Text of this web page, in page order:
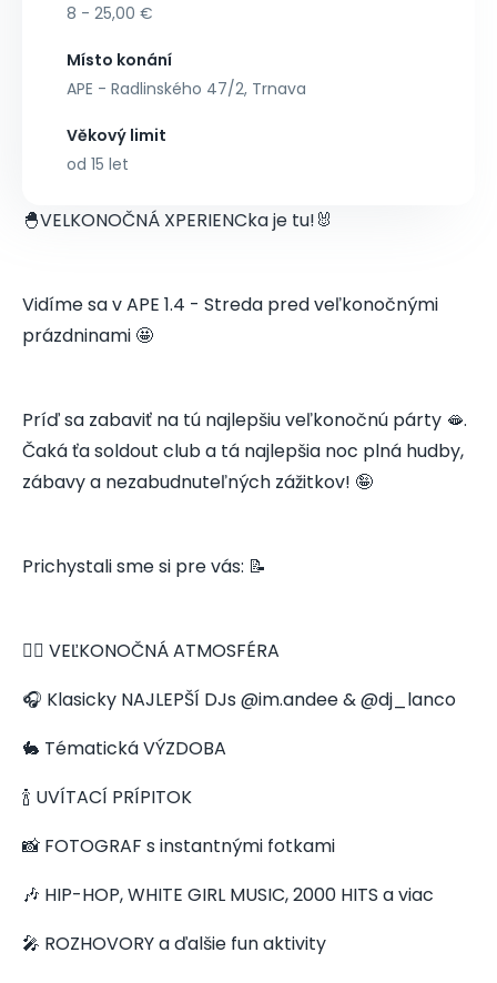
8 - 25,00 €
Místo konání
APE - Radlinského 47/2, Trnava
Věkový limit
od 15 let
🐣VELKONOČNÁ XPERIENCka je tu!🐰
Vidíme sa v APE 1.4 - Streda pred veľkonočnými
prázdninami 🤩
Príď sa zabaviť na tú najlepšiu veľkonočnú párty 🫦.
Čaká ťa soldout club a tá najlepšia noc plná hudby,
zábavy a nezabudnuteľných zážitkov! 🤪
Prichystali sme si pre vás: 📝
👯‍♀️ VEĽKONOČNÁ ATMOSFÉRA
🎧 Klasicky NAJLEPŠÍ DJs @im.andee & @dj_lanco
🐇 Tématická VÝZDOBA
🍾 UVÍTACÍ PRÍPITOK
📸 FOTOGRAF s instantnými fotkami
🎶 HIP-HOP, WHITE GIRL MUSIC, 2000 HITS a viac
🎤 ROZHOVORY a ďalšie fun aktivity